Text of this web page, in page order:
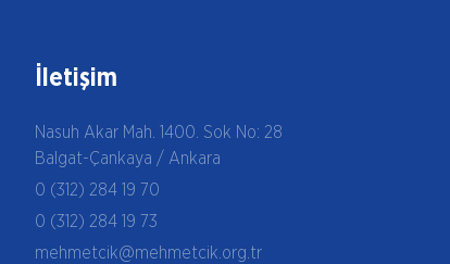
İletişim
Nasuh Akar Mah. 1400. Sok No: 28
Balgat-Çankaya / Ankara
0 (312) 284 19 70
0 (312) 284 19 73
mehmetcik@mehmetcik.org.tr